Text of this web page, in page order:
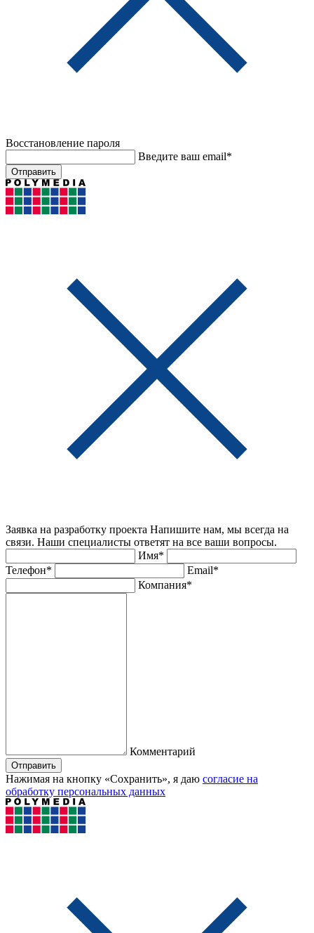
Восстановление пароля
Введите ваш email*
Отправить
Заявка на разработку проекта Напишите нам, мы всегда на
связи. Наши специалисты ответят на все ваши вопросы.
Имя*
Телефон*
Email*
Компания*
Комментарий
Отправить
Нажимая на кнопку «Сохранить», я даю согласие на
обработку персональных данных